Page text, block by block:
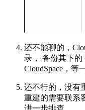
还不能聊的，
录， 备份其下的
CloudSpace，等
还不行的，没有
重建的需要联系
进一步排查